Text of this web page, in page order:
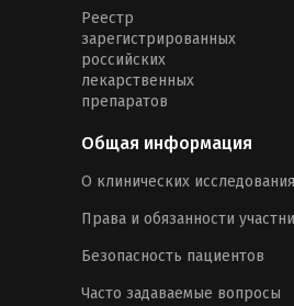
Реестр
зарегистрированных
российских
лекарственных
препаратов
Общая информация
О клинических
Права и обязанности
Безопасность пациентов
Часто задаваемые вопросы